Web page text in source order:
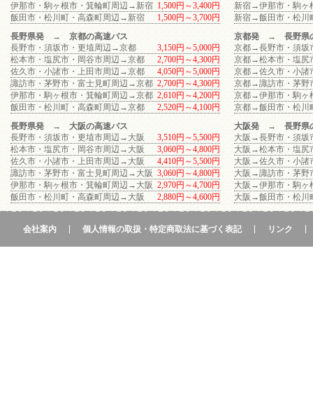
伊那市・駒ヶ根市・箕輪町周辺→新宿 1,500円～3,400円
飯田市・松川町・高森町周辺→新宿
1,500円～3,700円
長野県発 → 京都の高速バス
長野市・須坂市・更埴周辺→京都
3,150円～5,000円
松本市・塩尻市・岡谷市周辺→京都
2,700円～4,300円
佐久市・小諸市・上田市周辺→京都
4,050円～5,000円
諏訪市・茅野市・富士見町周辺→京都 2,700円～4,300円
伊那市・駒ヶ根市・箕輪町周辺→京都 2,610円～4,200円
飯田市・松川町・高森町周辺→京都
2,520円～4,100円
長野県発 → 大阪の高速バス
長野市・須坂市・更埴市周辺→大阪
3,510円～5,500円
松本市・塩尻市・岡谷市周辺→大阪
3,060円～4,800円
佐久市・小諸市・上田市周辺→大阪
4,410円～5,500円
諏訪市・茅野市・富士見町周辺→大阪 3,060円～4,800円
伊那市・駒ヶ根市・箕輪町周辺→大阪 2,970円～4,700円
飯田市・松川町・高森町周辺→大阪
2,880円～4,600円
新宿→伊那市・駒ヶ
新宿→飯田市・松川
京都発 → 長野県
京都→長野市・須坂
京都→松本市・塩尻
京都→佐久市・小諸
京都→諏訪市・茅野
京都→伊那市・駒ヶ
京都→飯田市・松川
大阪発 → 長野県
大阪→長野市・須坂
大阪→松本市・塩尻
大阪→佐久市・小諸
大阪→諏訪市・茅野
大阪→伊那市・駒ヶ
大阪→飯田市・松川
会社案内 個人情報の取扱・特定商取法に基づく表記 リンク